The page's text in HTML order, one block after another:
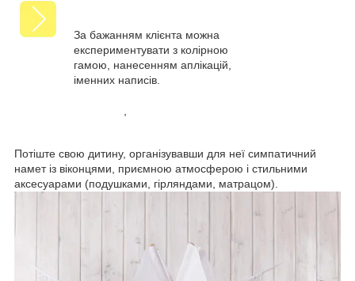
За бажанням клієнта можна
експериментувати з колірною
гамою, нанесенням аплікацій,
іменних написів.
,​
Потіште свою дитину, організувавши для неї симпатичний
намет із віконцями, приємною атмосферою і стильними
аксесуарами (подушками, гірляндами, матрацом).